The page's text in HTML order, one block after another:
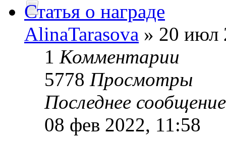
Статья о награде
AlinaTarasova » 20 июл
1 Комментарии
5778 Просмотры
Последнее
08 фев 2022, 11:58